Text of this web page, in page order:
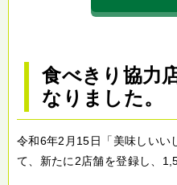
食べきり協力
なりました。
令和6年2月15日「美味しいい
て、新たに2店舗を登録し、